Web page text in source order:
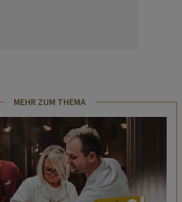
MEHR ZUM THEMA